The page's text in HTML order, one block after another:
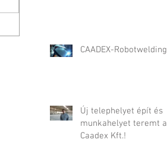
CAADEX-Robotwelding
Új telephelyet épít és
munkahelyet teremt a
Caadex Kft.!